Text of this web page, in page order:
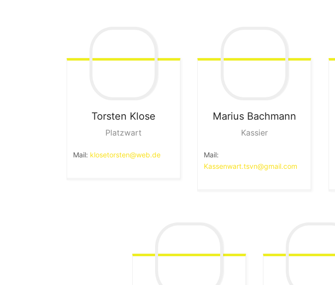
Torsten Klose
Platzwart
Mail: klosetorsten@web.de
Marius Bachmann
Kassier
Mail:
Kassenwart.tsvn@gmail.com